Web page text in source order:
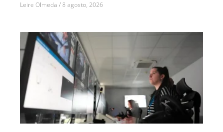
Leire Olmeda 8 agosto, 2026